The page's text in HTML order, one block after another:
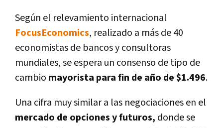
Según el relevamiento internacional
FocusEconomics, realizado a más de 40
economistas de bancos y consultoras
mundiales, se espera un consenso de tipo de
cambio mayorista para fin de año de $1.496.
Una cifra muy similar a las negociaciones en el
mercado de opciones y futuros, donde se